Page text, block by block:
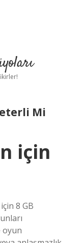
Mi
için
8 GB
oyun